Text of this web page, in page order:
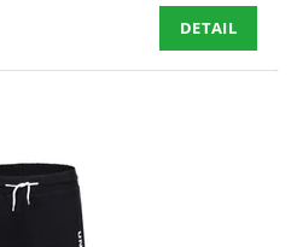
DETAIL